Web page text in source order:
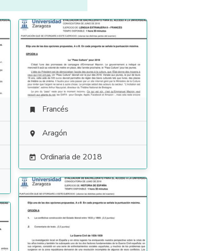
 Francés
 Aragón
 Ordinaria de 2018